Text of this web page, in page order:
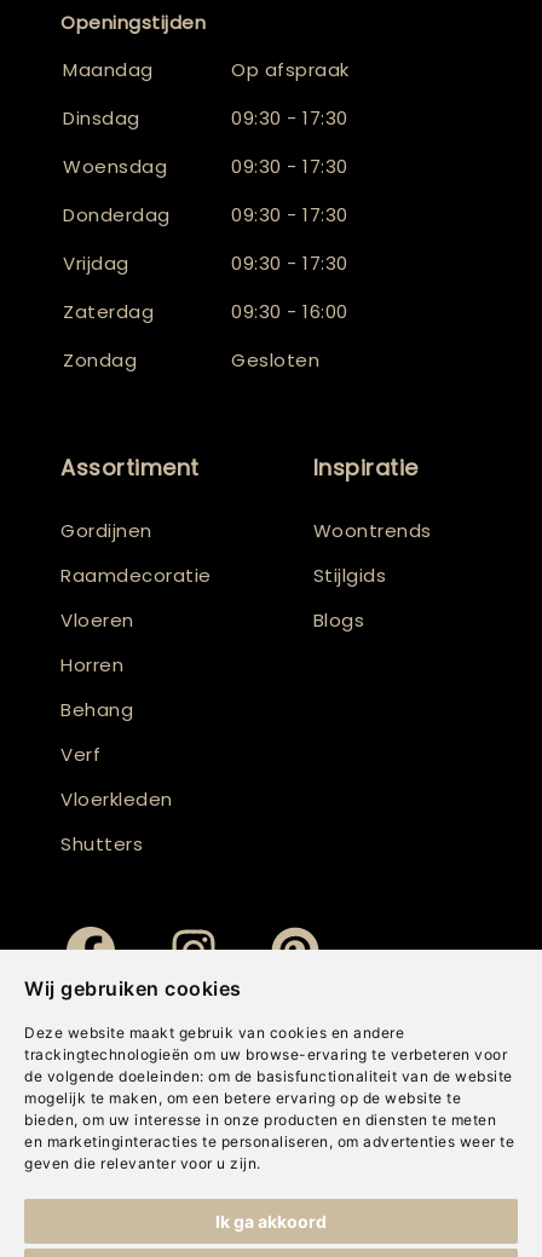
Wij gebruiken cookies
Deze website maakt gebruik van cookies en andere
trackingtechnologieën om uw browse-ervaring te verbeteren voor
de volgende doeleinden: om de basisfunctionaliteit van de website
mogelijk te maken , om een betere ervaring op de website te
bieden, om uw interesse in onze producten en diensten te meten
en marketinginteracties te personaliseren , om advertenties weer te
geven die relevanter voor u zijn.
Ik ga akkoord
Openingstijden
Maandag
Op afspraak
Dinsdag
09:30 - 17:30
Woensdag
09:30 - 17:30
Donderdag
09:30 - 17:30
Vrijdag
09:30 - 17:30
Zaterdag
09:30 - 16:00
Zondag
Gesloten
Assortiment
Gordijnen
Raamdecoratie
Vloeren
Horren
Behang
Verf
Vloerkleden
Shutters
Inspiratie
Woontrends
Stijlgids
Blogs
Cookies